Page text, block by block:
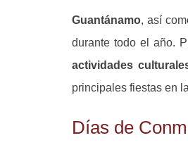
Guantánamo, así
durante todo el año.
actividades
principales fiestas en
Días de